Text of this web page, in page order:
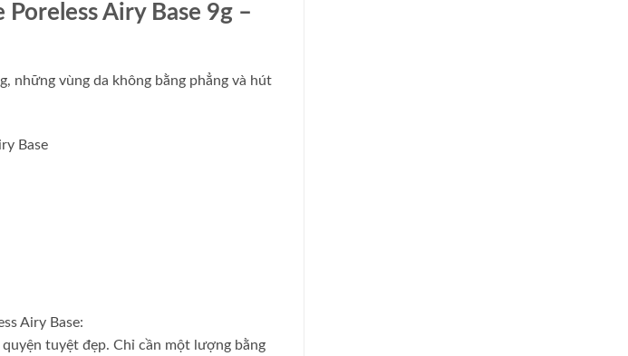
Airy Base 9g –
những vùng da không bằng phẳng và hút
Base
Airy Base:
tuyệt đẹp. Chỉ cần một lượng bằng